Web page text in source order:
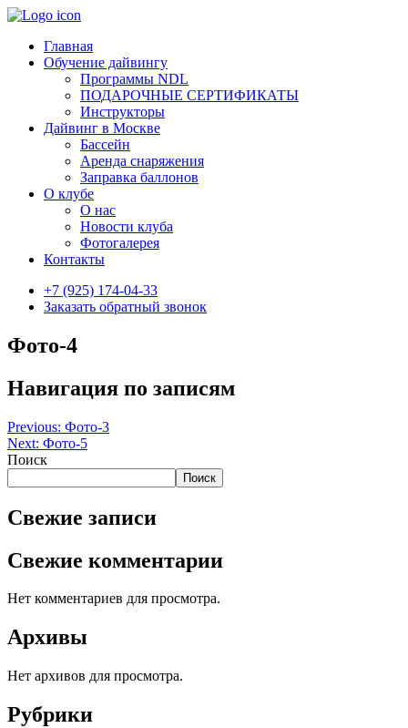
Главная
Обучение дайвингу
Программы NDL
ПОДАРОЧНЫЕ СЕРТИФИКАТЫ
Инструкторы
Дайвинг в Москве
Бассейн
Аренда снаряжения
Заправка баллонов
О клубе
О нас
Новости клуба
Фотогалерея
Контакты
+7 (925) 174-04-33
Заказать обратный звонок
Фото-4
Навигация по записям
Previous: Фото-3
Next: Фото-5
Поиск
Поиск
Свежие записи
Свежие комментарии
Нет комментариев для просмотра.
Архивы
Нет архивов для просмотра.
Рубрики